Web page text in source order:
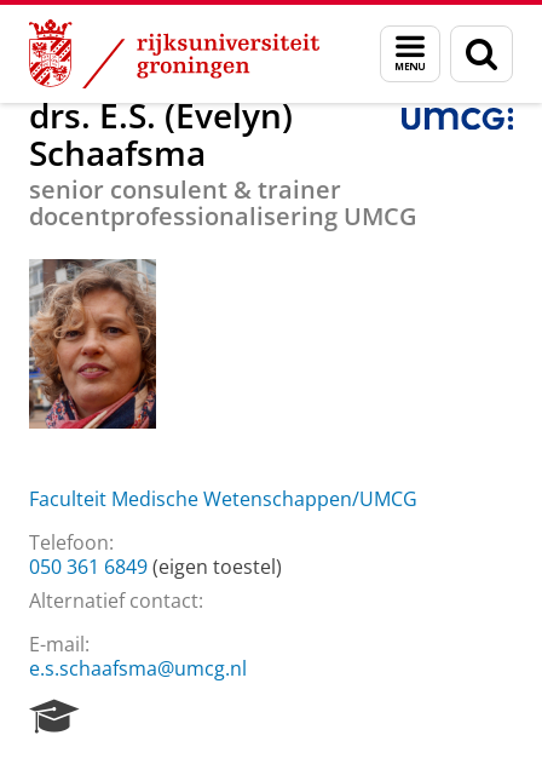
Skip
Content
Skip
Navigation
Menu
en
zoeken
Over ons drs. E.S. (Evelyn) Schaafsma
drs. E.S. (Evelyn)
Schaafsma
senior consulent & trainer
docentprofessionalisering UMCG
Faculteit Medische Wetenschappen/UMCG
Telefoon:
050 361 6849(eigen toestel)
Alternatief contact:
E-mail:
e.s.schaafsma@umcg.nl